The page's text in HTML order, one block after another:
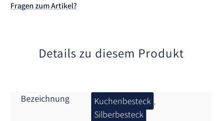
Fragen zum Artikel?
Details zu diesem Produkt
Bezeichnung Kuchenbesteck ,
Silberbesteck